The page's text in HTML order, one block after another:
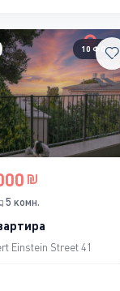
10 ФОТО
5 комн.
Einstein Street 41